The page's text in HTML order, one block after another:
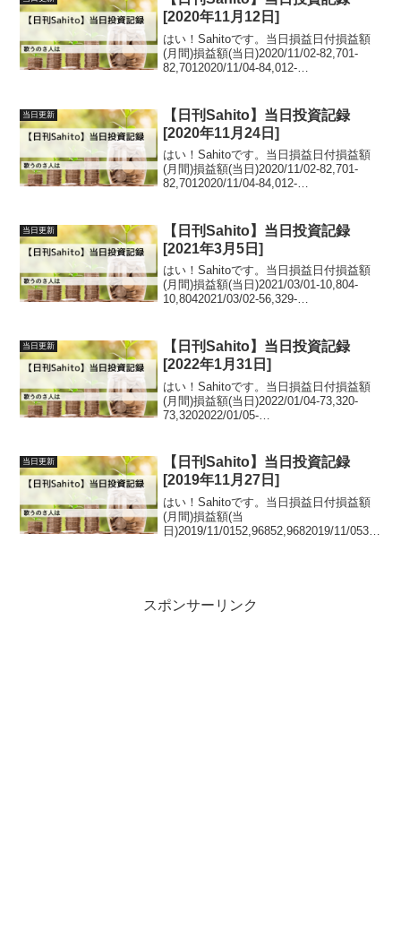
[2020年11月12日]
はい！Sahitoです。当日損益日付損益額
(月間)損益額(当日)2020/11/02-82,701-
82,7012020/11/04-84,012-
当日更新
【日刊Sahito】当日投資記録
[2020年11月24日]
はい！Sahitoです。当日損益日付損益額
(月間)損益額(当日)2020/11/02-82,701-
82,7012020/11/04-84,012-
当日更新
【日刊Sahito】当日投資記録
[2021年3月5日]
はい！Sahitoです。当日損益日付損益額
(月間)損益額(当日)2021/03/01-10,804-
10,8042021/03/02-56,329-
当日更新
【日刊Sahito】当日投資記録
[2022年1月31日]
はい！Sahitoです。当日損益日付損益額
(月間)損益額(当日)2022/01/04-73,320-
73,3202022/01/05-
当日更新
【日刊Sahito】当日投資記録
[2019年11月27日]
はい！Sahitoです。当日損益日付損益額
(月間)損益額(当
日)2019/11/0152,96852,9682019/11/053,9
スポンサーリンク